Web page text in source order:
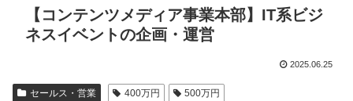
【コンテンツメディア事業本部】IT系ビジ
ネスイベントの企画・運営
2025.06.25
セールス・営業 400万円 500万円